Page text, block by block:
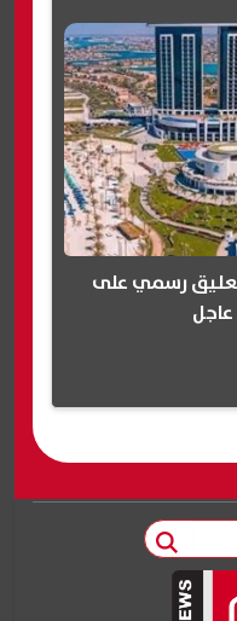
أول تعليق رسمي على